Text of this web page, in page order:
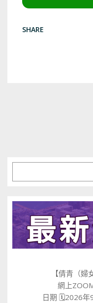
SHARE
【倩青（婦
網上
日期 🗓2026年